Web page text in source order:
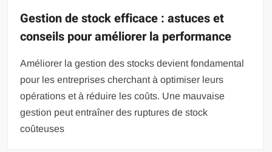
Gestion de stock efficace : astuces et
conseils pour améliorer la performance
Améliorer la gestion des stocks devient fondamental
pour les entreprises cherchant à optimiser leurs
opérations et à réduire les coûts. Une mauvaise
gestion peut entraîner des ruptures de stock
coûteuses